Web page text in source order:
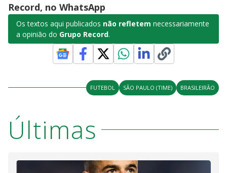
Record, no WhatsApp
Os textos aqui publicados não refletem necessariamente
a opinião do Grupo Record.
FUTEBOL SÃO PAULO (TIME) BRASILEIRÃO
Últimas